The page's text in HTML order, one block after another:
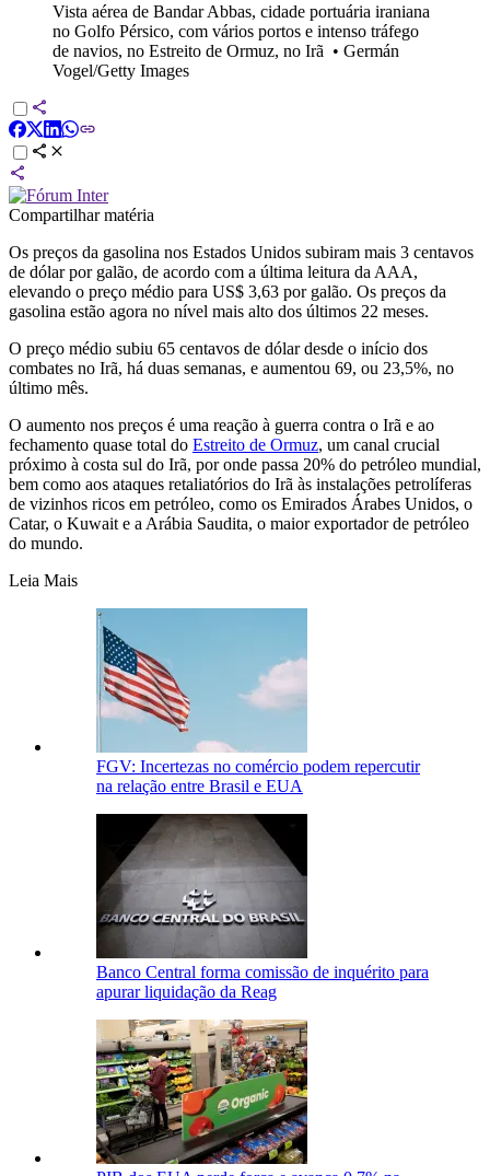
Vista aérea de Bandar Abbas, cidade portuária iraniana
no Golfo Pérsico, com vários portos e intenso tráfego
de navios, no Estreito de Ormuz, no Irã • Germán
Vogel/Getty Images
Compartilhar matéria
Os preços da gasolina nos Estados Unidos subiram mais 3 centavos
de dólar por galão, de acordo com a última leitura da AAA,
elevando o preço médio para US$ 3,63 por galão. Os preços da
gasolina estão agora no nível mais alto dos últimos 22 meses.
O preço médio subiu 65 centavos de dólar desde o início dos
combates no Irã, há duas semanas, e aumentou 69, ou 23,5%, no
último mês.
O aumento nos preços é uma reação à guerra contra o Irã e ao
fechamento quase total do Estreito de Ormuz, um canal crucial
próximo à costa sul do Irã, por onde passa 20% do petróleo mundial,
bem como aos ataques retaliatórios do Irã às instalações petrolíferas
de vizinhos ricos em petróleo, como os Emirados Árabes Unidos, o
Catar, o Kuwait e a Arábia Saudita, o maior exportador de petróleo
do mundo.
Leia Mais
FGV: Incertezas no comércio podem repercutir
na relação entre Brasil e EUA
Banco Central forma comissão de inquérito para
apurar liquidação da Reag